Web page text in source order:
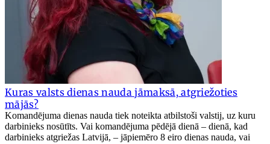
Kuras valsts dienas nauda jāmaksā, atgriežoties
mājās?
Komandējuma dienas nauda tiek noteikta atbilstoši valstij, uz kuru
darbinieks nosūtīts. Vai komandējuma pēdējā dienā – dienā, kad
darbinieks atgriežas Latvijā, – jāpiemēro 8 eiro dienas nauda, vai